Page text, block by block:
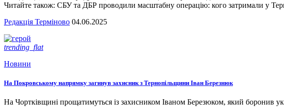
Читайте також: СБУ та ДБР проводили масштабну операцію: кого затримали у
Редакція Терміново 04.06.2025
trending_flat
Новини
На Покровському напрямку загинув захисник з Тернопільщини Іван Березнюк
На Чортківщині прощатимуться із захисником Іваном Березюком, який боронив